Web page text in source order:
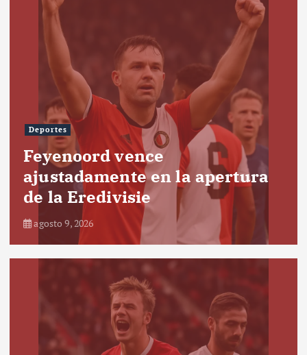
Deportes
Feyenoord vence
ajustadamente en la apertura
de la Eredivisie
agosto 9, 2026